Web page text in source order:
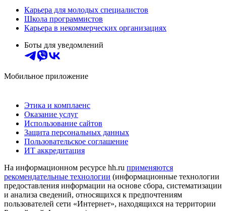
Карьера для молодых специалистов
Школа программистов
Карьера в некоммерческих организациях
Боты для уведомлений
Мобильное приложение
Этика и комплаенс
Оказание услуг
Использование сайтов
Защита персональных данных
Пользовательское соглашение
ИТ аккредитация
На информационном ресурсе hh.ru применяются
рекомендательные технологии (информационные технологии
предоставления информации на основе сбора, систематизации
и анализа сведений, относящихся к предпочтениям
пользователей сети «Интернет», находящихся на территории